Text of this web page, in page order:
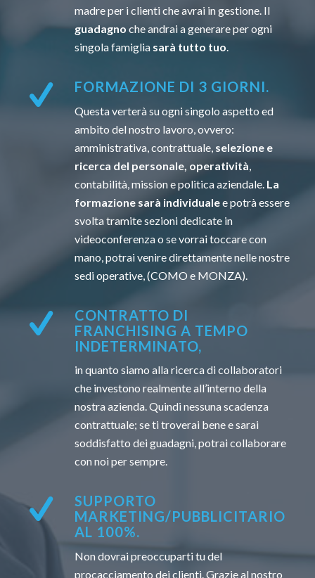
madre per i clienti che avrai in gestione. Il
guadagno che andrai a generare per ogni
singola famiglia sarà tutto tuo.
FORMAZIONE DI 3 GIORNI.
Questa verterà su ogni singolo aspetto ed
ambito del nostro lavoro, ovvero:
amministrativa, contrattuale, selezione e
ricerca del personale, operatività
contabilità, mission e politica aziendale. La
formazione sarà individualee potrà essere
svolta tramite sezioni dedicate in
videoconferenza o se vorrai toccare con
mano, potrai venire direttamente nelle nostre
sedi operative, (COMO e MONZA).
CONTRATTO DI
FRANCHISING A TEMPO
INDETERMINATO,
in quanto siamo alla ricerca di collaboratori
che investono realmente all’interno della
nostra azienda. Quindi nessuna scadenza
contrattuale; se ti troverai bene e sarai
soddisfatto dei guadagni, potrai collaborare
con noi per sempre.
SUPPORTO
MARKETING/PUBBLICITARIO
AL 100%.
Non dovrai preoccuparti tu del
procacciamento dei clienti. Grazie al nostro